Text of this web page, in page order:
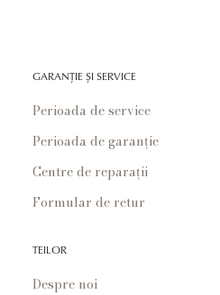
GARANȚIE ȘI SERVICE
Perioada de service
Perioada de garanție
Centre de reparații
Formular de retur
TEILOR
Despre noi